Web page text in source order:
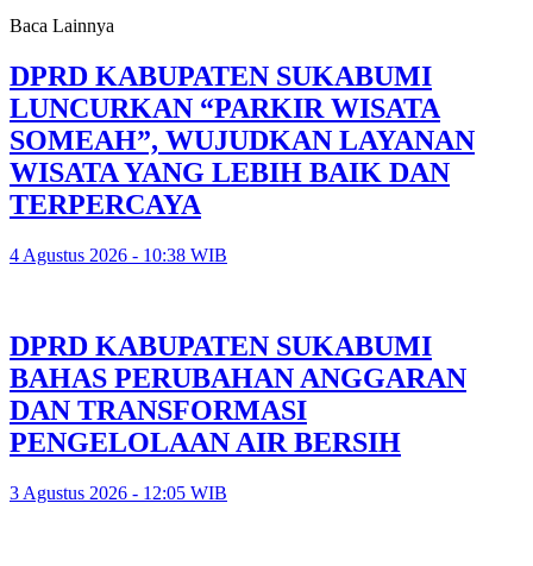
Baca Lainnya
DPRD KABUPATEN SUKABUMI
LUNCURKAN “PARKIR WISATA
SOMEAH”, WUJUDKAN LAYANAN
WISATA YANG LEBIH BAIK DAN
TERPERCAYA
4 Agustus 2026 - 10:38 WIB
DPRD KABUPATEN SUKABUMI
BAHAS PERUBAHAN ANGGARAN
DAN TRANSFORMASI
PENGELOLAAN AIR BERSIH
3 Agustus 2026 - 12:05 WIB